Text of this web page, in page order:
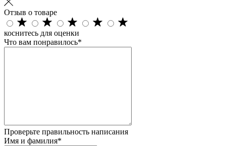
Отзыв о товаре
коснитесь для оценки
Что вам понравилось*
Проверьте правильность написания
Имя и фамилия*